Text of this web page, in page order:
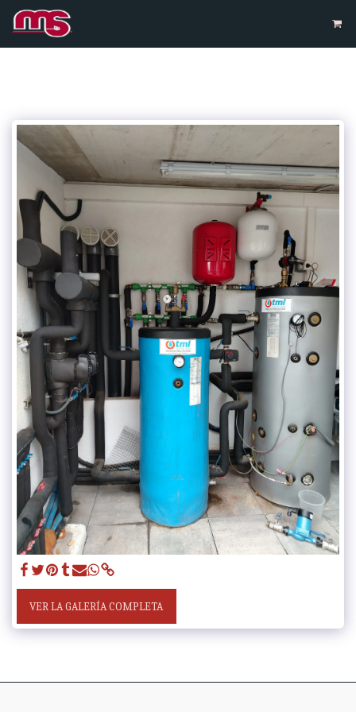
VER LA GALERÍA COMPLETA